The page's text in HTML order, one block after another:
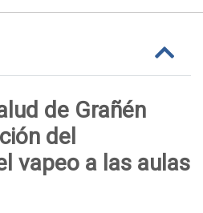
de Grañén
del
vapeo a las aulas